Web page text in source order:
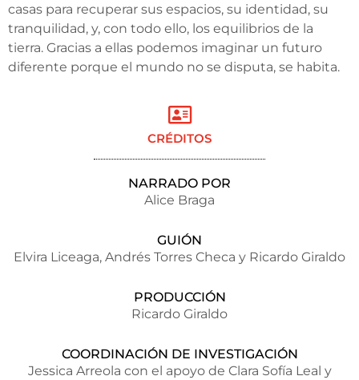
casas para recuperar sus espacios, su identidad, su
tranquilidad, y, con todo ello, los equilibrios de la
tierra. Gracias a ellas podemos imaginar un futuro
diferente porque el mundo no se disputa, se habita.
CRÉDITOS
NARRADO POR
Alice Braga
GUIÓN
Elvira Liceaga, Andrés Torres Checa y Ricardo Giraldo
PRODUCCIÓN
Ricardo Giraldo
COORDINACIÓN DE INVESTIGACIÓN
Jessica Arreola con el apoyo de Clara Sofía Leal y